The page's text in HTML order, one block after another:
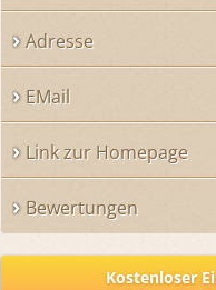
Adresse
EMail
Link zur Homepage
Bewertungen
Kostenloser